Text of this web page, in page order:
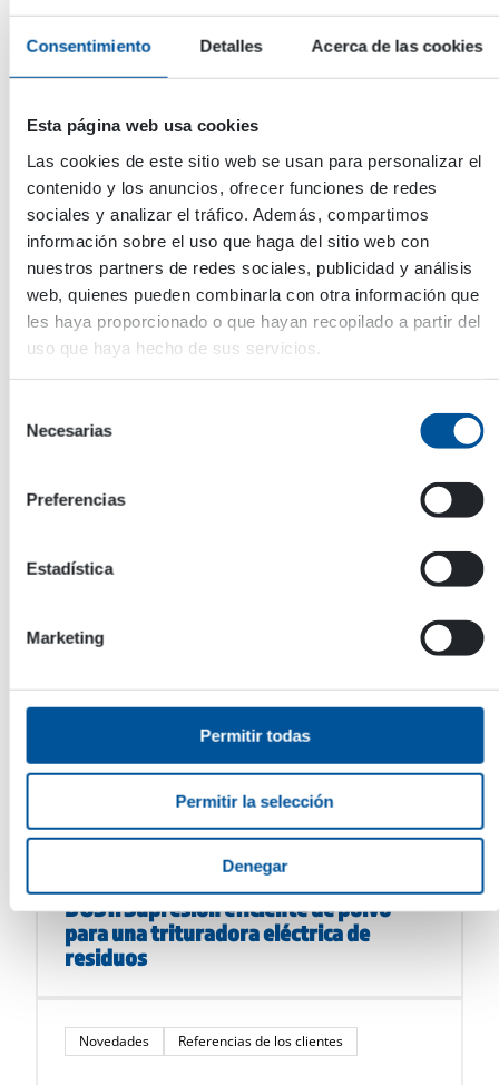
Consentimiento Detalles Acerca de las cookies
Esta página web usa cookies
Las cookies de este sitio web se usan para personalizar el
contenido y los anuncios, ofrecer funciones de redes
sociales y analizar el tráfico. Además, compartimos
información sobre el uso que haga del sitio web con
nuestros partners de redes sociales, publicidad y análisis
web, quienes pueden combinarla con otra información que
les haya proporcionado o que hayan recopilado a partir del
uso que haya hecho de sus servicios.
Necesarias
Preferencias
Estadística
Marketing
Permitir todas
Permitir la selección
Denegar
HMAG Pro Imán Hidráulico
DYNASET HMAG PRO Imán Hidráulico convierte
la potencia hidráulica de una máquina móvil en
potencia magnética. Dispone de un generador
magnético hidráulico integrado que lo convierte
en una unidad completa […]
Learn more
Mostrar todo Blog
Novedades
Referencias de los clientes
Referencias de los clientes
TANA Hammerhead ET y DYNASET EPW-
DUST: Supresión eficiente de polvo
para una trituradora eléctrica de
residuos
Novedades Referencias de los clientes